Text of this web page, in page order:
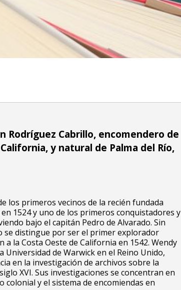
Rodríguez Cabrillo, encomendero de
y natural de Palma del Río,
los primeros vecinos de la recién fundada
1524 y uno de los primeros conquistadores y
bajo el capitán Pedro de Alvarado. Sin
se distingue por ser el primer explorador
la Costa Oeste de California en 1542. Wendy
de Warwick en el Reino Unido,
en la investigación de archivos sobre la
XVI. Sus investigaciones se concentran en
y el sistema de encomiendas en